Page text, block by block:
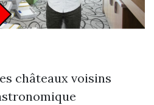
châteaux voisins